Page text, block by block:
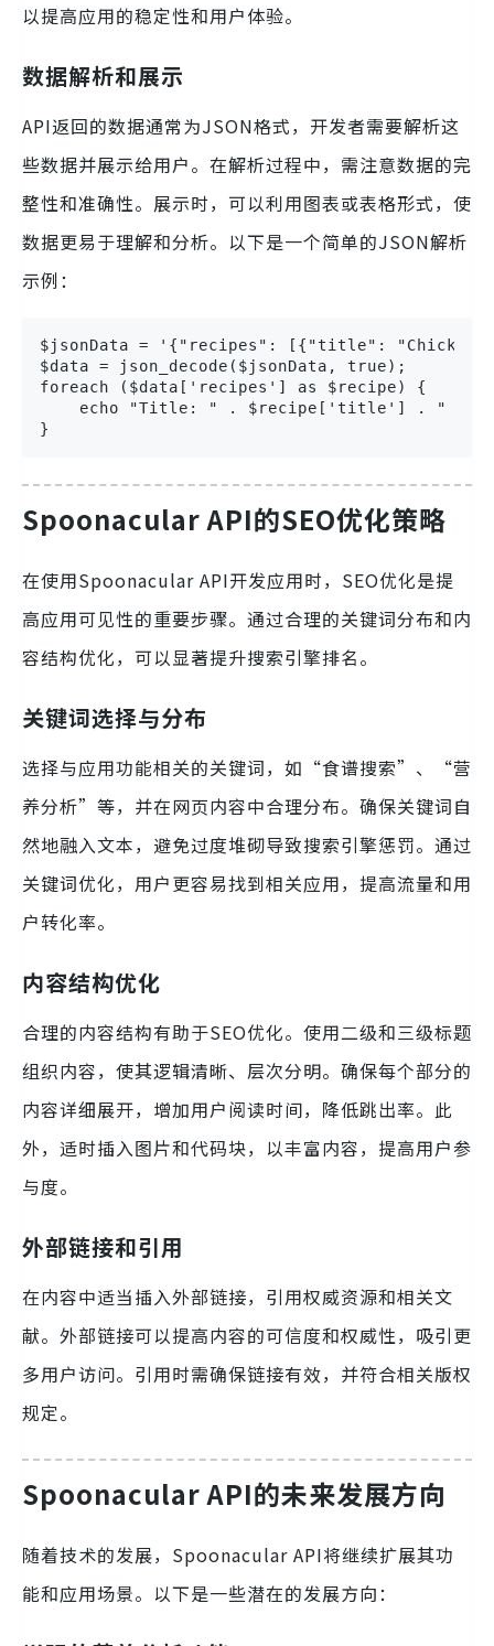
以提高应用的稳定性和用户体验。
数据解析和展示
API返回的数据通常为JSON格式，开发者需要解析这
些数据并展示给用户。在解析过程中，需注意数据的完
整性和准确性。展示时，可以利用图表或表格形式，使
数据更易于理解和分析。以下是一个简单的JSON解析
示例：
$jsonData = '{"recipes": [{"title": "Chicken
$data = json_decode($jsonData, true);
foreach ($data['recipes'] as $recipe) {
echo "Title: " . $recipe['title'] . " -
}
Spoonacular API的SEO优化策略
在使用Spoonacular API开发应用时，SEO优化是提
高应用可见性的重要步骤。通过合理的关键词分布和内
容结构优化，可以显著提升搜索引擎排名。
关键词选择与分布
选择与应用功能相关的关键词，如“食谱搜索”、“营
养分析”等，并在网页内容中合理分布。确保关键词自
然地融入文本，避免过度堆砌导致搜索引擎惩罚。通过
关键词优化，用户更容易找到相关应用，提高流量和用
户转化率。
内容结构优化
合理的内容结构有助于SEO优化。使用二级和三级标题
组织内容，使其逻辑清晰、层次分明。确保每个部分的
内容详细展开，增加用户阅读时间，降低跳出率。此
外，适时插入图片和代码块，以丰富内容，提高用户参
与度。
外部链接和引用
在内容中适当插入外部链接，引用权威资源和相关文
献。外部链接可以提高内容的可信度和权威性，吸引更
多用户访问。引用时需确保链接有效，并符合相关版权
规定。
Spoonacular API的未来发展方向
随着技术的发展，Spoonacular API将继续扩展其功
能和应用场景。以下是一些潜在的发展方向：